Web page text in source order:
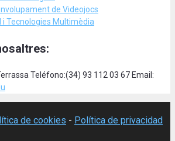
de Videojocs
i Tecnologies Multimèdia
Teléfono:(34) 93 112 03 67 Email:
de cookies - Política de privacidad